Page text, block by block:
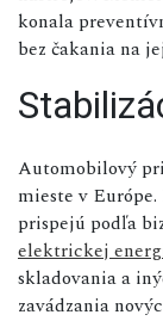
konala
bez čakania na
Automobilový
mieste v
prispejú podľa
elektrickej
skladovania a
zavádzania